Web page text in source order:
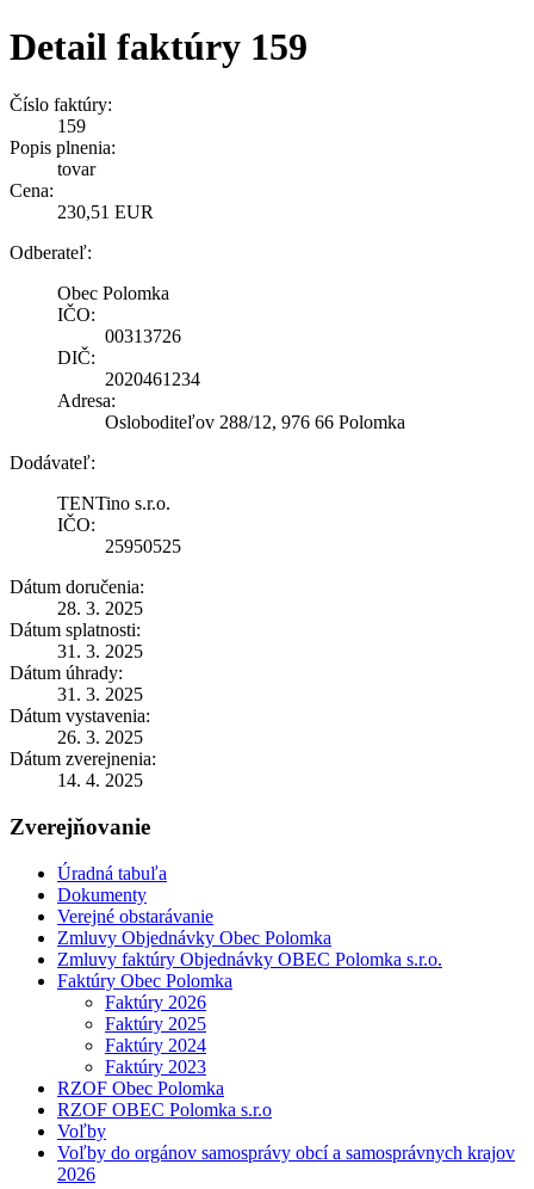
Detail faktúry 159
Číslo faktúry:
159
Popis plnenia:
tovar
Cena:
230,51 EUR
Odberateľ:
Obec Polomka
IČO:
00313726
DIČ:
2020461234
Adresa:
Osloboditeľov 288/12, 976 66 Polomka
Dodávateľ:
TENTino s.r.o.
IČO:
25950525
Dátum doručenia:
28. 3. 2025
Dátum splatnosti:
31. 3. 2025
Dátum úhrady:
31. 3. 2025
Dátum vystavenia:
26. 3. 2025
Dátum zverejnenia:
14. 4. 2025
Zverejňovanie
Úradná tabuľa
Dokumenty
Verejné obstarávanie
Zmluvy Objednávky Obec Polomka
Zmluvy faktúry Objednávky OBEC Polomka s.r.o.
Faktúry Obec Polomka
Faktúry 2026
Faktúry 2025
Faktúry 2024
Faktúry 2023
RZOF Obec Polomka
RZOF OBEC Polomka s.r.o
Voľby
Voľby do orgánov samosprávy obcí a samosprávnych krajov
2026